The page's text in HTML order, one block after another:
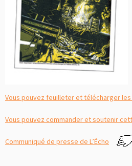
Vous pouvez feuilleter et télécharger les
Vous pouvez commander et soutenir
Communiqué de presse de L’Écho